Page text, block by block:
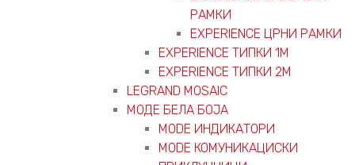
РАМКИ
EXPERIENCE ЦРНИ РАМКИ
EXPERIENCE ТИПКИ 1M
EXPERIENCE ТИПКИ 2М
LEGRAND MOSAIC
МОДЕ БЕЛА БОЈА
MODE ИНДИКАТОРИ
MODE КОМУНИКАЦИСКИ